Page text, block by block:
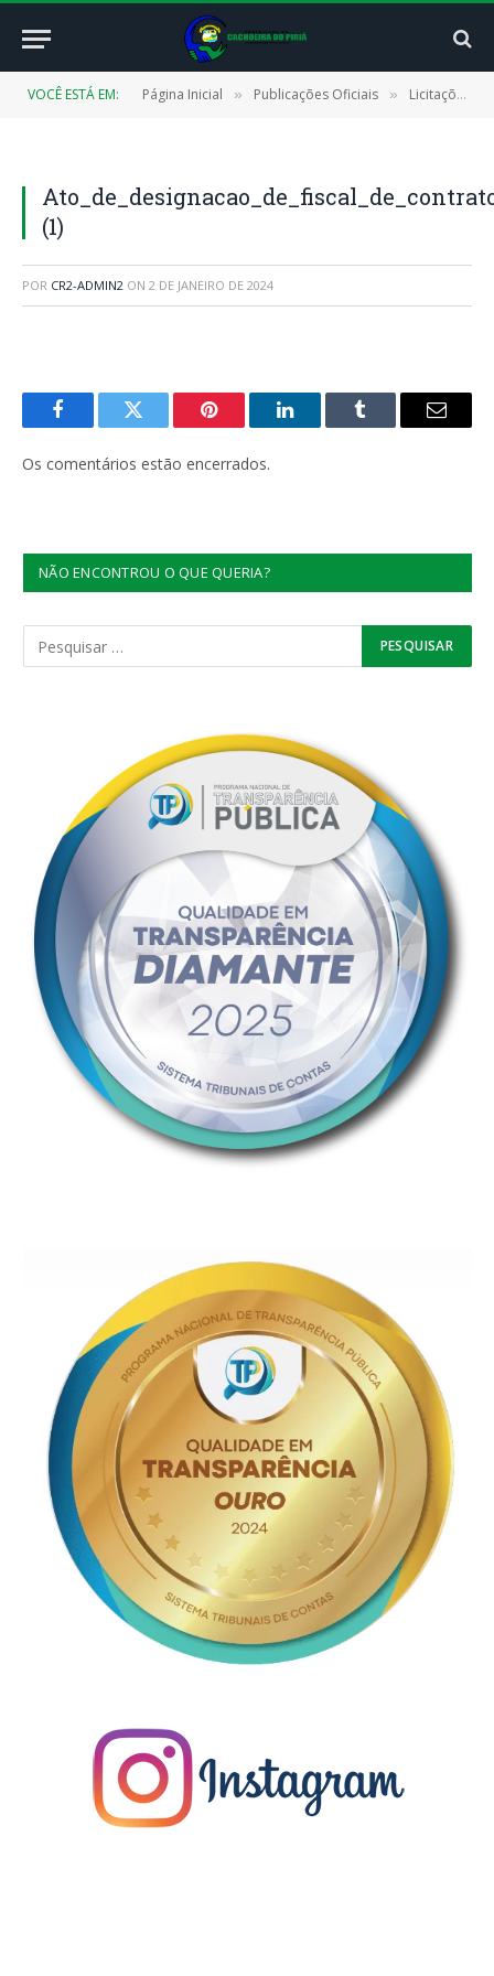
VOCÊ ESTÁ EM: Página Inicial » Publicações Oficiais » Licitações
(1)
POR CR2-ADMIN2 ON 2 DE JANEIRO DE 2024
FacebookTwitter Pinterest LinkedInTumblr
E-
Os comentários estão encerrados.
NÃO ENCONTROU O QUE QUERIA?